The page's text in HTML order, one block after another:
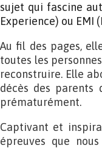
sujet qui fascine
Experience) ou EMI
Au fil des pages,
toutes les
reconstruire. Elle
décès des
prématurément.
Captivant et
épreuves que